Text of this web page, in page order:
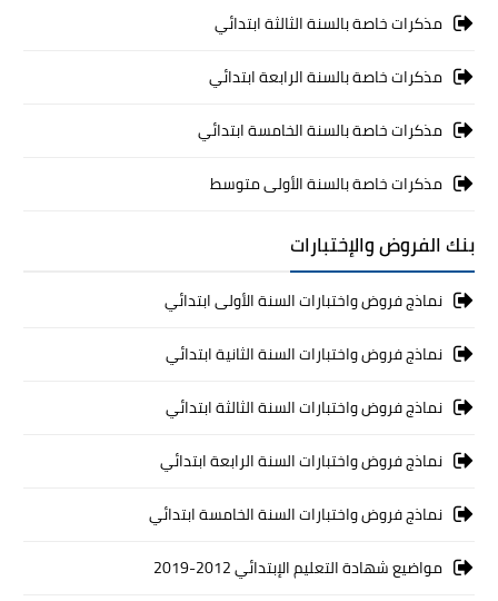
مذكرات خاصة بالسنة الثالثة ابتدائي
مذكرات خاصة بالسنة الرابعة ابتدائي
مذكرات خاصة بالسنة الخامسة ابتدائي
مذكرات خاصة بالسنة الأولى متوسط
بنك الفروض والإختبارات
نماذج فروض واختبارات السنة الأولى ابتدائي
نماذج فروض واختبارات السنة الثانية ابتدائي
نماذج فروض واختبارات السنة الثالثة ابتدائي
نماذج فروض واختبارات السنة الرابعة ابتدائي
نماذج فروض واختبارات السنة الخامسة ابتدائي
مواضيع شهادة التعليم الإبتدائي 2012-2019